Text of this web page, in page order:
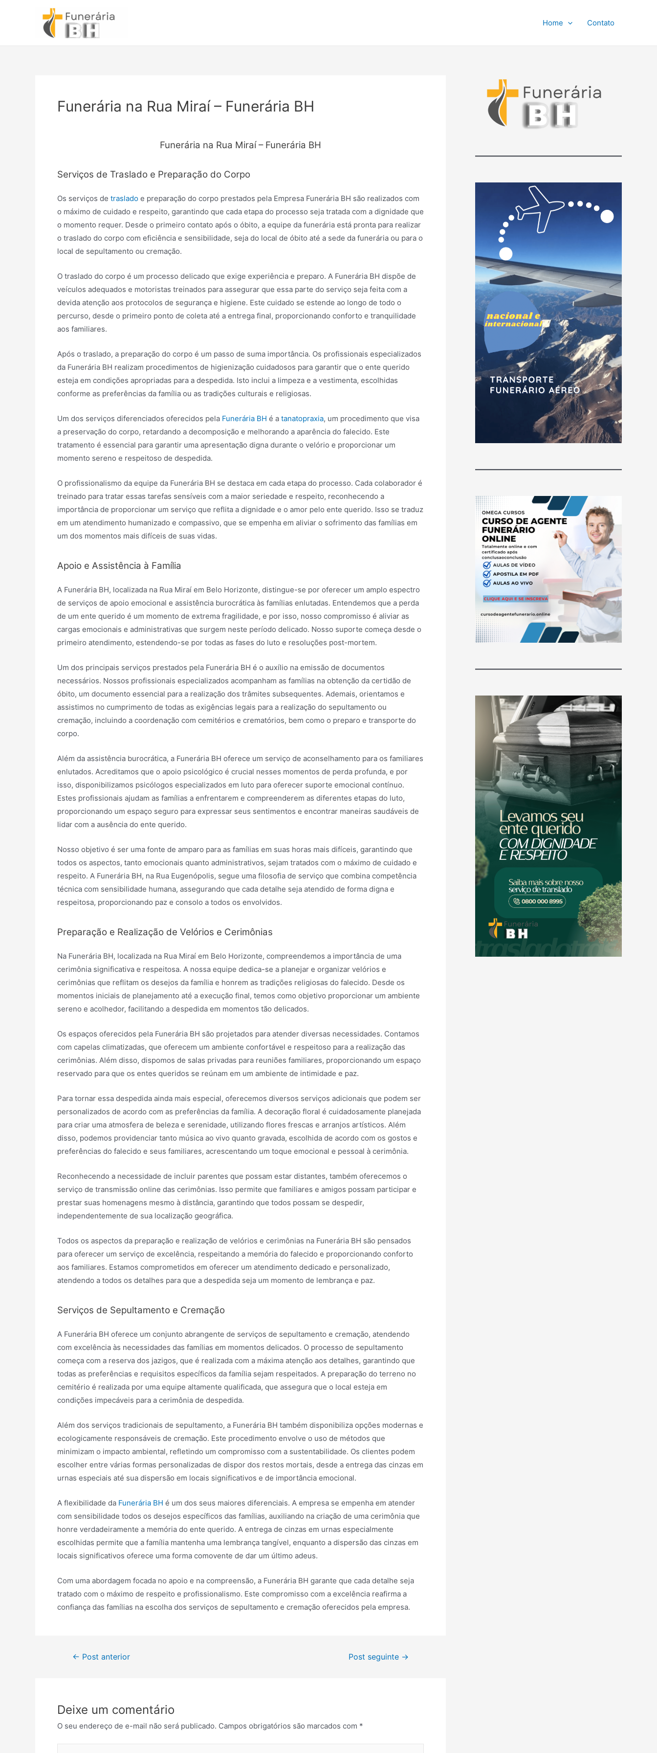
Home Contato
Funerária na Rua Miraí – Funerária BH
Funerária na Rua Miraí – Funerária BH
Serviços de Traslado e Preparação do Corpo
Os serviços de traslado e preparação do corpo prestados pela Empresa Funerária BH são realizados com
o máximo de cuidado e respeito, garantindo que cada etapa do processo seja tratada com a dignidade que
o momento requer. Desde o primeiro contato após o óbito, a equipe da funerária está pronta para realizar
o traslado do corpo com eficiência e sensibilidade, seja do local de óbito até a sede da funerária ou para o
local de sepultamento ou cremação.
O traslado do corpo é um processo delicado que exige experiência e preparo. A Funerária BH dispõe de
veículos adequados e motoristas treinados para assegurar que essa parte do serviço seja feita com a
devida atenção aos protocolos de segurança e higiene. Este cuidado se estende ao longo de todo o
percurso, desde o primeiro ponto de coleta até a entrega final, proporcionando conforto e tranquilidade
aos familiares.
Após o traslado, a preparação do corpo é um passo de suma importância. Os profissionais especializados
da Funerária BH realizam procedimentos de higienização cuidadosos para garantir que o ente querido
esteja em condições apropriadas para a despedida. Isto inclui a limpeza e a vestimenta, escolhidas
conforme as preferências da família ou as tradições culturais e religiosas.
Um dos serviços diferenciados oferecidos pela Funerária BH é a tanatopraxia, um procedimento que visa
a preservação do corpo, retardando a decomposição e melhorando a aparência do falecido. Este
tratamento é essencial para garantir uma apresentação digna durante o velório e proporcionar um
momento sereno e respeitoso de despedida.
O profissionalismo da equipe da Funerária BH se destaca em cada etapa do processo. Cada colaborador é
treinado para tratar essas tarefas sensíveis com a maior seriedade e respeito, reconhecendo a
importância de proporcionar um serviço que reflita a dignidade e o amor pelo ente querido. Isso se traduz
em um atendimento humanizado e compassivo, que se empenha em aliviar o sofrimento das famílias em
um dos momentos mais difíceis de suas vidas.
Apoio e Assistência à Família
A Funerária BH, localizada na Rua Miraí em Belo Horizonte, distingue-se por oferecer um amplo espectro
de serviços de apoio emocional e assistência burocrática às famílias enlutadas. Entendemos que a perda
de um ente querido é um momento de extrema fragilidade, e por isso, nosso compromisso é aliviar as
cargas emocionais e administrativas que surgem neste período delicado. Nosso suporte começa desde o
primeiro atendimento, estendendo-se por todas as fases do luto e resoluções post-mortem.
Um dos principais serviços prestados pela Funerária BH é o auxílio na emissão de documentos
necessários. Nossos profissionais especializados acompanham as famílias na obtenção da certidão de
óbito, um documento essencial para a realização dos trâmites subsequentes. Ademais, orientamos e
assistimos no cumprimento de todas as exigências legais para a realização do sepultamento ou
cremação, incluindo a coordenação com cemitérios e crematórios, bem como o preparo e transporte do
corpo.
Além da assistência burocrática, a Funerária BH oferece um serviço de aconselhamento para os familiares
enlutados. Acreditamos que o apoio psicológico é crucial nesses momentos de perda profunda, e por
isso, disponibilizamos psicólogos especializados em luto para oferecer suporte emocional contínuo.
Estes profissionais ajudam as famílias a enfrentarem e compreenderem as diferentes etapas do luto,
proporcionando um espaço seguro para expressar seus sentimentos e encontrar maneiras saudáveis de
lidar com a ausência do ente querido.
Nosso objetivo é ser uma fonte de amparo para as famílias em suas horas mais difíceis, garantindo que
todos os aspectos, tanto emocionais quanto administrativos, sejam tratados com o máximo de cuidado e
respeito. A Funerária BH, na Rua Eugenópolis, segue uma filosofia de serviço que combina competência
técnica com sensibilidade humana, assegurando que cada detalhe seja atendido de forma digna e
respeitosa, proporcionando paz e consolo a todos os envolvidos.
Preparação e Realização de Velórios e Cerimônias
Na Funerária BH, localizada na Rua Miraí em Belo Horizonte, compreendemos a importância de uma
cerimônia significativa e respeitosa. A nossa equipe dedica-se a planejar e organizar velórios e
cerimônias que reflitam os desejos da família e honrem as tradições religiosas do falecido. Desde os
momentos iniciais de planejamento até a execução final, temos como objetivo proporcionar um ambiente
sereno e acolhedor, facilitando a despedida em momentos tão delicados.
Os espaços oferecidos pela Funerária BH são projetados para atender diversas necessidades. Contamos
com capelas climatizadas, que oferecem um ambiente confortável e respeitoso para a realização das
cerimônias. Além disso, dispomos de salas privadas para reuniões familiares, proporcionando um espaço
reservado para que os entes queridos se reúnam em um ambiente de intimidade e paz.
Para tornar essa despedida ainda mais especial, oferecemos diversos serviços adicionais que podem ser
personalizados de acordo com as preferências da família. A decoração floral é cuidadosamente planejada
para criar uma atmosfera de beleza e serenidade, utilizando flores frescas e arranjos artísticos. Além
disso, podemos providenciar tanto música ao vivo quanto gravada, escolhida de acordo com os gostos e
preferências do falecido e seus familiares, acrescentando um toque emocional e pessoal à cerimônia.
Reconhecendo a necessidade de incluir parentes que possam estar distantes, também oferecemos o
serviço de transmissão online das cerimônias. Isso permite que familiares e amigos possam participar e
prestar suas homenagens mesmo à distância, garantindo que todos possam se despedir,
independentemente de sua localização geográfica.
Todos os aspectos da preparação e realização de velórios e cerimônias na Funerária BH são pensados
para oferecer um serviço de excelência, respeitando a memória do falecido e proporcionando conforto
aos familiares. Estamos comprometidos em oferecer um atendimento dedicado e personalizado,
atendendo a todos os detalhes para que a despedida seja um momento de lembrança e paz.
Serviços de Sepultamento e Cremação
A Funerária BH oferece um conjunto abrangente de serviços de sepultamento e cremação, atendendo
com excelência às necessidades das famílias em momentos delicados. O processo de sepultamento
começa com a reserva dos jazigos, que é realizada com a máxima atenção aos detalhes, garantindo que
todas as preferências e requisitos específicos da família sejam respeitados. A preparação do terreno no
cemitério é realizada por uma equipe altamente qualificada, que assegura que o local esteja em
condições impecáveis para a cerimônia de despedida.
Além dos serviços tradicionais de sepultamento, a Funerária BH também disponibiliza opções modernas e
ecologicamente responsáveis de cremação. Este procedimento envolve o uso de métodos que
minimizam o impacto ambiental, refletindo um compromisso com a sustentabilidade. Os clientes podem
escolher entre várias formas personalizadas de dispor dos restos mortais, desde a entrega das cinzas em
urnas especiais até sua dispersão em locais significativos e de importância emocional.
A flexibilidade da Funerária BH é um dos seus maiores diferenciais. A empresa se empenha em atender
com sensibilidade todos os desejos específicos das famílias, auxiliando na criação de uma cerimônia que
honre verdadeiramente a memória do ente querido. A entrega de cinzas em urnas especialmente
escolhidas permite que a família mantenha uma lembrança tangível, enquanto a dispersão das cinzas em
locais significativos oferece uma forma comovente de dar um último adeus.
Com uma abordagem focada no apoio e na compreensão, a Funerária BH garante que cada detalhe seja
tratado com o máximo de respeito e profissionalismo. Este compromisso com a excelência reafirma a
confiança das famílias na escolha dos serviços de sepultamento e cremação oferecidos pela empresa.
Navegação
← Post anterior Post seguinte →
Deixe um comentário
O seu endereço de e-mail não será publicado. Campos obrigatórios são marcados com *